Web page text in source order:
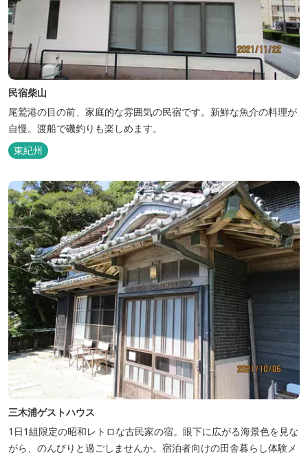
民宿柴山
尾鷲港の目の前、家庭的な雰囲気の民宿です。新鮮な魚介の料理が
自慢。渡船で磯釣りも楽しめます。
東紀州
三木浦ゲストハウス
1日1組限定の昭和レトロな古民家の宿。眼下に広がる海景色を見な
がら、のんびりと過ごしませんか。宿泊者向けの田舎暮らし体験メ